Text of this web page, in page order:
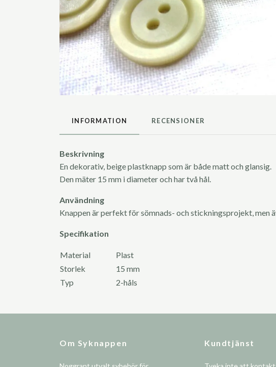
INFORMATION RECENSIONER
Beskrivning
En dekorativ, beige plastknapp som är både matt och glansig.
Den mäter 15 mm i diameter och har två hål.
Användning
Knappen är perfekt för sömnads- och stickningsprojekt, men
Specifikation
Material
Plast
Storlek
15 mm
Typ
2-håls
Om Syknappen Kundtjänst